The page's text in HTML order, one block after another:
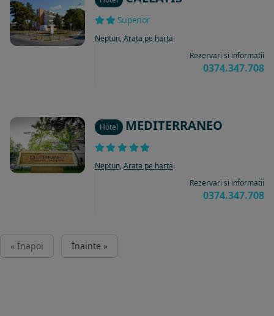
Superior
Neptun, Arata pe harta
Rezervari si informatii
0374.347.708
Hotel MEDITERRANEO
Neptun, Arata pe harta
Rezervari si informatii
0374.347.708
« Înapoi Înainte »